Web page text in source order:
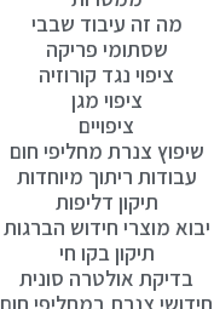
מה זה עיבוד שבבי
שסתומי פריקה
ציפוי נגד קורוזיה
ציפוי מגן
ציפויים
שיפוץ צנרת מחליפי חום
עבודות ריתוך מיוחדות
תיקון דליפות
יבוא מוצרי חידוש הברגות
תיקון בקו חי
בדיקת אולטרה סונית